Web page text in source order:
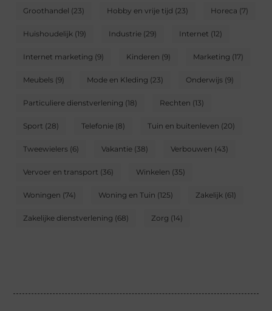
Groothandel (23) Hobby en vrije tijd (23) Horeca (7)
Huishoudelijk (19) Industrie (29) Internet (12)
Internet marketing (9) Kinderen (9) Marketing (17)
Meubels (9) Mode en Kleding (23) Onderwijs (9)
Particuliere dienstverlening (18) Rechten (13)
Sport (28) Telefonie (8) Tuin en buitenleven (20)
Tweewielers (6) Vakantie (38) Verbouwen (43)
Vervoer en transport (36) Winkelen (35)
Woningen (74) Woning en Tuin (125) Zakelijk (61)
Zakelijke dienstverlening (68) Zorg (14)